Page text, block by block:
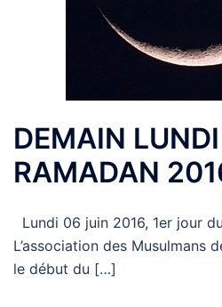
DEMAIN
RAMADAN
Lundi 06 juin 2016, 1er jour
L’association des Musulmans
le début du […]